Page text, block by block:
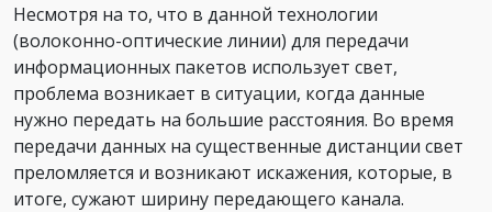
Несмотря на то, что в данной технологии
(волоконно-оптические линии) для передачи
информационных пакетов использует свет,
проблема возникает в ситуации, когда данные
нужно передать на большие расстояния. Во время
передачи данных на существенные дистанции свет
преломляется и возникают искажения, которые, в
итоге, сужают ширину передающего канала.